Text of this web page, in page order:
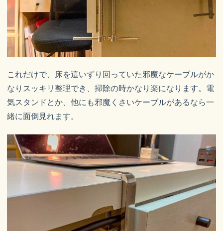
これだけで、床を這いずり回っていた邪魔なケーブルがか
なりスッキリ整理でき、掃除の時かなり楽になります。電
気スタンドとか、他にも邪魔くさいケーブルがあるなら一
緒に面倒見れます。